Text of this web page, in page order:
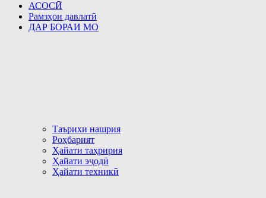
АСОСӢ
Рамзҳои давлатӣ
ДАР БОРАИ МО
Таърихи нашрия
Роҳбарият
Ҳайати таҳририя
Ҳайати эҷодӣ
Ҳайати техникӣ